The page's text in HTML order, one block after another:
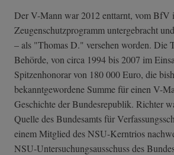
Der V-Mann war 2012 enttarnt, vom BfV
Zeugenschutzprogramm untergebracht
– als "Thomas D." versehen worden. Die
Behörde, von circa 1994 bis 2007 im
Spitzenhonorar von 180 000 Euro, die
bekanntgewordene Summe für einen V-
Geschichte der Bundesrepublik. Richter
Quelle des Bundesamts für
einem Mitglied des NSU-Kerntrios
NSU-Untersuchungsausschuss des